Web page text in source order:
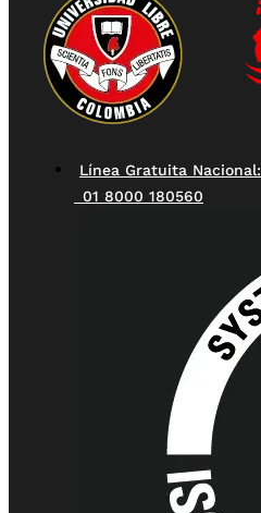
Línea Gratuita Nacional:
01 8000 180560